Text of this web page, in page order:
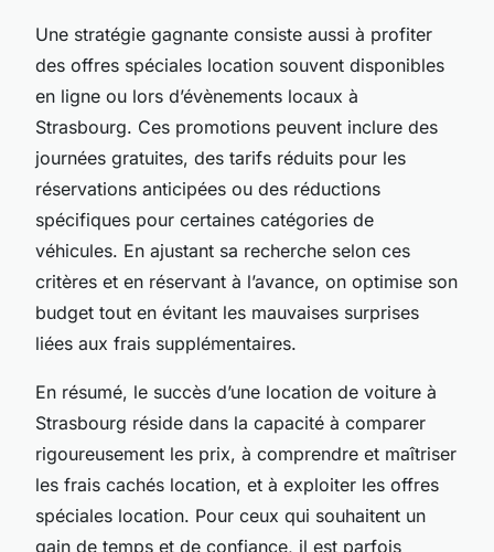
Une stratégie gagnante consiste aussi à profiter
des offres spéciales location souvent disponibles
en ligne ou lors d’évènements locaux à
Strasbourg. Ces promotions peuvent inclure des
journées gratuites, des tarifs réduits pour les
réservations anticipées ou des réductions
spécifiques pour certaines catégories de
véhicules. En ajustant sa recherche selon ces
critères et en réservant à l’avance, on optimise son
budget tout en évitant les mauvaises surprises
liées aux frais supplémentaires.
En résumé, le succès d’une location de voiture à
Strasbourg réside dans la capacité à comparer
rigoureusement les prix, à comprendre et maîtriser
les frais cachés location, et à exploiter les offres
spéciales location. Pour ceux qui souhaitent un
gain de temps et de confiance, il est parfois